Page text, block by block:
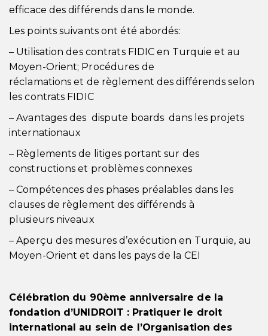
efficace des différends dans le monde.
Les points suivants ont été abordés:
– Utilisation des contrats FIDIC en Turquie et au
Moyen-Orient; Procédures de
réclamations et de règlement des différends selon
les contrats FIDIC
– Avantages des dispute boards dans les projets
internationaux
– Règlements de litiges portant sur des
constructions et problèmes connexes
– Compétences des phases préalables dans les
clauses de règlement des différends à
plusieurs niveaux
– Aperçu des mesures d’exécution en Turquie, au
Moyen-Orient et dans les pays de la CEI
Célébration du 90ème anniversaire de la
fondation d’UNIDROIT : Pratiquer le droit
international au sein de l’Organisation des